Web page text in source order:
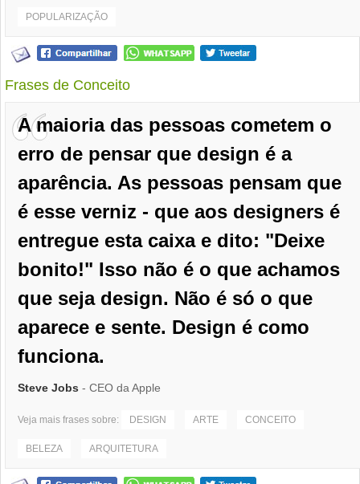
POPULARIZAÇÃO
Frases de Conceito
A maioria das pessoas cometem o
erro de pensar que design é a
aparência. As pessoas pensam que
é esse verniz - que aos designers é
entregue esta caixa e dito: "Deixe
bonito!" Isso não é o que achamos
que seja design. Não é só o que
aparece e sente. Design é como
funciona.
Steve Jobs - CEO da Apple
Veja mais frases sobre: DESIGN ARTE CONCEITO
BELEZA ARQUITETURA